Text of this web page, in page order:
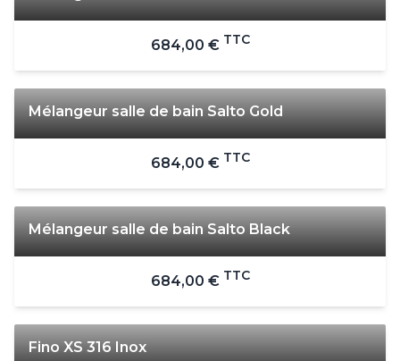
684,00 € TTC
Mélangeur salle de bain Salto Gold
684,00 € TTC
Mélangeur salle de bain Salto Black
684,00 € TTC
Fino XS 316 Inox